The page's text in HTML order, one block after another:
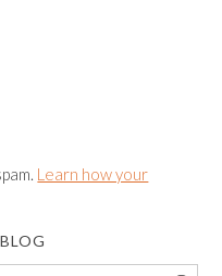
Learn how your